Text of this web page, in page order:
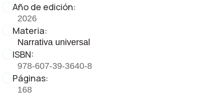
Año de edición:
2026
Materia:
Narrativa universal
ISBN:
978-607-39-3640-8
Páginas:
168